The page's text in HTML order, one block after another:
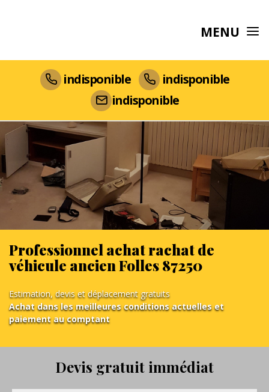
MENU
indisponible
indisponible
indisponible
Professionnel achat rachat de
véhicule ancien Folles 87250
Estimation, devis et déplacement gratuits
Achat dans les meilleures conditions actuelles et
paiement au comptant
Devis gratuit immédiat